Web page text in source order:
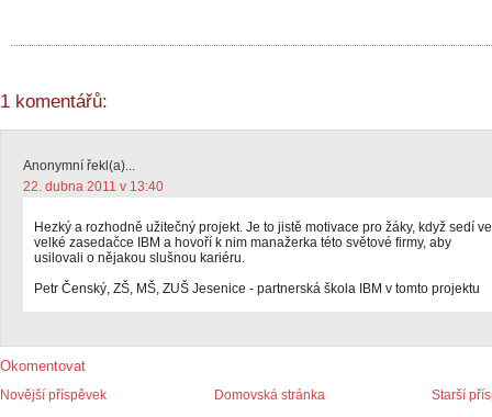
1 komentářů:
Anonymní řekl(a)...
22. dubna 2011 v 13:40
Hezký a rozhodně užitečný projekt. Je to jistě motivace pro žáky, když sedí ve
velké zasedačce IBM a hovoří k nim manažerka této světové firmy, aby
usilovali o nějakou slušnou kariéru.
Petr Čenský, ZŠ, MŠ, ZUŠ Jesenice - partnerská škola IBM v tomto projektu
Okomentovat
Novější příspěvek Starší
Domovská stránka